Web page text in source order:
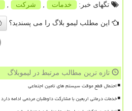
تگهای خبر:
خدمات شركت
این مطلب لیمو بلاگ را می پسندید؟
تازه ترین مطالب مرتبط در لیموبلاگ
احتمال قطع موقت سیستم های تامین اجتماعی
خدمات درمانی اربعین با مشارکت داوطلبان مردمی ادامه دارد